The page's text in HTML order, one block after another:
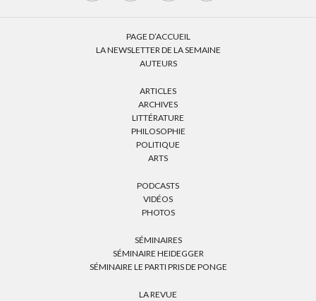
PAGE D’ACCUEIL
LA NEWSLETTER DE LA SEMAINE
AUTEURS
ARTICLES
ARCHIVES
LITTÉRATURE
PHILOSOPHIE
POLITIQUE
ARTS
PODCASTS
VIDÉOS
PHOTOS
SÉMINAIRES
SÉMINAIRE HEIDEGGER
SÉMINAIRE LE PARTI PRIS DE PONGE
LA REVUE